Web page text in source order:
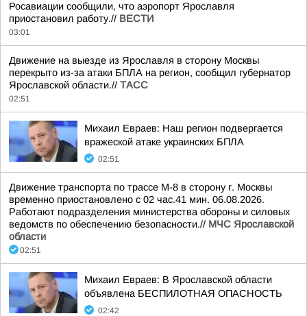
Росавиации сообщили, что аэропорт Ярославля
приостановил работу.// ВЕСТИ
03:01
Движение на выезде из Ярославля в сторону Москвы
перекрыто из-за атаки БПЛА на регион, сообщил губернатор
Ярославской области.// ТАСС
02:51
Михаил Евраев: Наш регион подвергается
вражеской атаке украинских БПЛА
02:51
Движение транспорта по трассе М-8 в сторону г. Москвы
временно приостановлено с 02 час.41 мин. 06.08.2026.
Работают подразделения министерства обороны и силовых
ведомств по обеспечению безопасности.// МЧС Ярославской
области
02:51
Михаил Евраев: В Ярославской области
объявлена БЕСПИЛОТНАЯ ОПАСНОСТЬ
02:42